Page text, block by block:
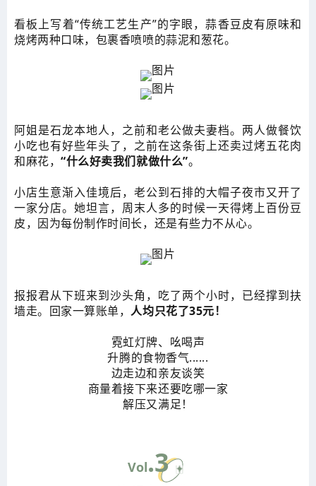
看板上写着“传统工艺生产”的字眼，蒜香豆皮有原味和
烧烤两种口味，包裹香喷喷的蒜泥和葱花。
阿姐是石龙本地人，之前和老公做夫妻档。两人做餐饮
小吃也有好些年头了，之前在这条街上还卖过烤五花肉
和麻花，“什么好卖我们就做什么”。
小店生意渐入佳境后，老公到石排的大帽子夜市又开了
一家分店。她坦言，周末人多的时候一天得烤上百份豆
皮，因为每份制作时间长，还是有些力不从心。
报报君从下班来到沙头角，吃了两个小时，已经撑到扶
墙走。回家一算账单，人均只花了35元！
霓虹灯牌、吆喝声
升腾的食物香气......
边走边和亲友谈笑
商量着接下来还要吃哪一家
解压又满足！
Vol.3